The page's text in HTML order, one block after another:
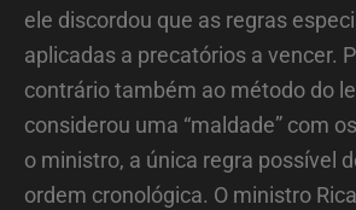
ele discordou que as regras
aplicadas a precatórios a vencer.
contrário também ao método do
considerou uma “maldade” com
o ministro, a única regra possível
ordem cronológica. O ministro